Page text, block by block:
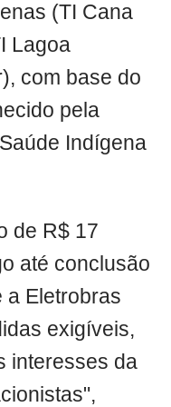
(TI Cana
Lagoa
com base do
pela
Indígena
de R$ 17
até conclusão
a Eletrobras
exigíveis,
interesses da